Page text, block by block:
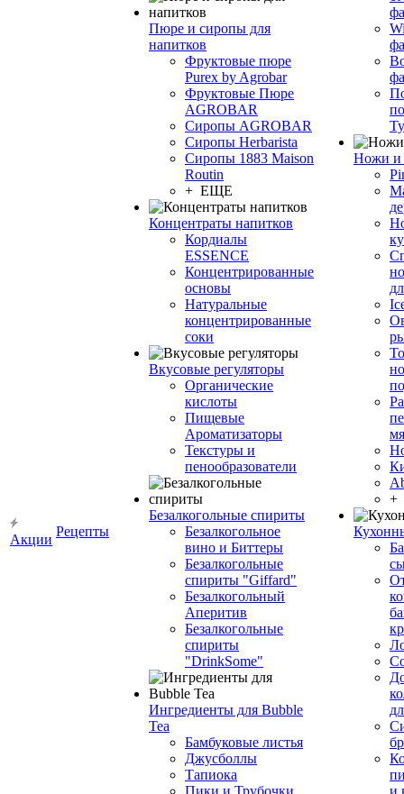
Акции
Рецепты
Пюре и сиропы для
напитков
Фруктовые пюре
Purex by Agrobar
Фруктовые Пюре
AGROBAR
Сиропы AGROBAR
Сиропы Herbarista
Сиропы 1883 Maison
Routin
+ ЕЩЕ
Концентраты напитков
Кордиалы
ESSENCE
Концентрированные
основы
Натуральные
концентрированные
соки
Вкусовые регуляторы
Органические
кислоты
Пищевые
Ароматизаторы
Текстуры и
пенообразователи
Безалкогольные спириты
Безалкогольное
вино и Биттеры
Безалкогольные
спириты "Giffard"
Безалкогольный
Аперитив
Безалкогольные
спириты
"DrinkSome"
Ингредиенты для Bubble
Tea
Бамбуковые листья
Джусболлы
Тапиока
Пики и Трубочки
Ножи и
+
и